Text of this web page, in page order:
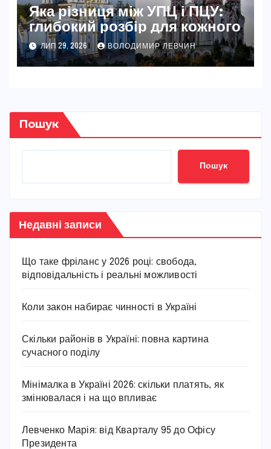
Яка різниця між УПЦ і ПЦУ:
глибокий розбір для кожного
ЛИП 29, 2026 ВОЛОДИМИР ЛЕВЧИН
Пошук
Пошук
Недавні записи
Що таке фріланс у 2026 році: свобода,
відповідальність і реальні можливості
Коли закон набирає чинності в Україні
Скільки районів в Україні: повна картина
сучасного поділу
Мінімалка в Україні 2026: скільки платять, як
змінювалася і на що впливає
Левченко Марія: від Кварталу 95 до Офісу
Президента